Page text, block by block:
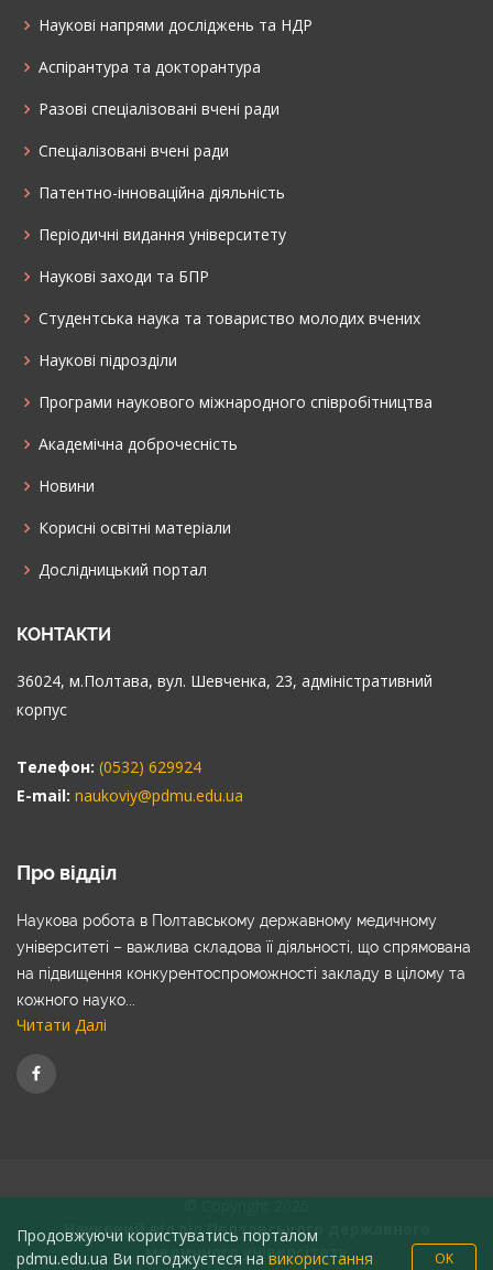
Наукові напрями досліджень та НДР
Аспірантура та докторантура
Разові спеціалізовані вчені ради
Спеціалізовані вчені ради
Патентно-інноваційна діяльність
Періодичні видання університету
Наукові заходи та БПР
Студентська наука та товариство молодих вчених
Наукові підрозділи
Програми наукового міжнародного співробітництва
Академічна доброчесність
Новини
Корисні освітні матеріали
Дослідницький портал
КОНТАКТИ
36024, м.Полтава, вул. Шевченка, 23, адміністративний
корпус
Телефон: (0532) 629924
E-mail: naukoviy@pdmu.edu.ua
Про відділ
Наукова робота в Полтавському державному медичному
університеті – важлива складова її діяльності, що спрямована
на підвищення конкурентоспроможності закладу в цілому та
кожного науко...
Читати Далі
Науковий відділ Полтавського державного
медичного універсітету
Продовжуючи користуватись порталом
pdmu.edu.ua Ви погоджуєтеся на використання OK